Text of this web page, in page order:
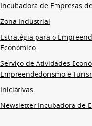
Incubadora de Empresas
Zona Industrial
Estratégia para o
Económico
Serviço de Atividades
Empreendedorismo e
Iniciativas
Newsletter Incubadora de